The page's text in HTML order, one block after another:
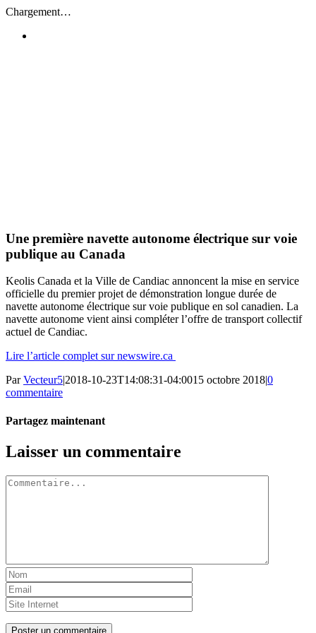
Passer
contenu
Chargement…
Une première navette autonome électrique sur voie
publique au Canada
Keolis Canada et la Ville de Candiac annoncent la mise en service
officielle du premier projet de démonstration longue durée de
navette autonome électrique sur voie publique en sol canadien. La
navette autonome vient ainsi compléter l’offre de transport collectif
actuel de Candiac.
Lire l’article complet sur newswire.ca
ParVecteur5|2018-10-23T14:08:31-04:0015 octobre 2018|0
commentaire
Partagez maintenant
Facebook
Twitter
LinkedIn
Tumblr
Pinterest
Email
Laisser un commentaire
Commentaire